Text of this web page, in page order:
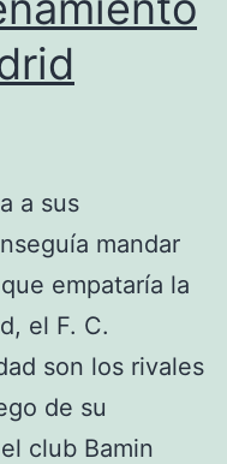
a sus
mandar
empataría la
el F. C.
son los rivales
de su
club Bamin